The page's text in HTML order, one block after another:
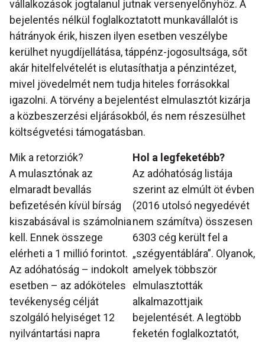
vállalkozások jogtalanul jutnak versenyelőnyhöz. A
bejelentés nélkül foglalkoztatott munkavállalót is
hátrányok érik, hiszen ilyen esetben veszélybe
kerülhet nyugdíjellátása, táppénz-jogosultsága, sőt
akár hitelfelvételét is elutasíthatja a pénzintézet,
mivel jövedelmét nem tudja hiteles forrásokkal
igazolni. A törvény a bejelentést elmulasztót kizárja
a közbeszerzési eljárásokból, és nem részesülhet
költségvetési támogatásban.
Mik a retorziók?
A mulasztónak az
elmaradt bevallás
befizetésén kívül bírság
kiszabásával is számolnia
kell. Ennek összege
elérheti a 1 millió forintot.
Az adóhatóság – indokolt
esetben – az adóköteles
tevékenység célját
szolgáló helyiséget 12
nyilvántartási napra
Hol a legfeketébb?
Az adóhatóság listája
szerint az elmúlt öt évben
(2016 utolsó negyedévét
nem számítva) összesen
6303 cég került fel a
„szégyentáblára”. Olyanok,
amelyek többször
elmulasztották
alkalmazottjaik
bejelentését. A legtöbb
feketén foglalkoztatót,